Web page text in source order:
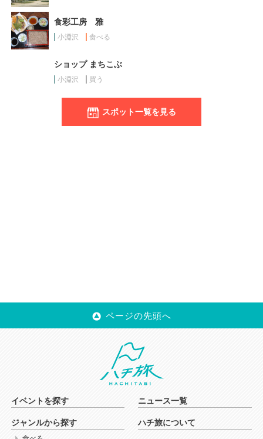
食彩工房 雅
小淵沢 食べる
ショップ まちこぶ
小淵沢 買う
スポット一覧を見る
ページの先頭へ
イベントを探す
ジャンルから探す
ニュース一覧
ハチ旅について